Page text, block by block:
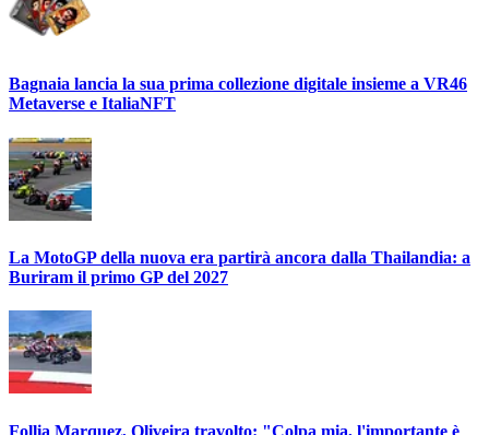
Bagnaia lancia la sua prima collezione digitale insieme a VR46
Metaverse e ItaliaNFT
La MotoGP della nuova era partirà ancora dalla Thailandia: a
Buriram il primo GP del 2027
Follia Marquez, Oliveira travolto: "Colpa mia, l'importante è